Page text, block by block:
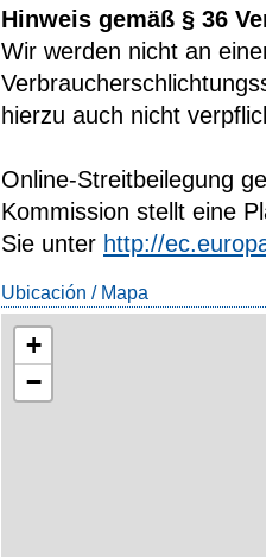
Hinweis gemäß § 36
Wir werden nicht an
hierzu auch nicht
Online-Streitbeilegung
Kommission stellt eine
Sie unter http://
Ubicación / Mapa
+
−